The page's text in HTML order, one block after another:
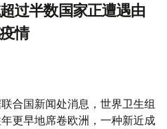
过半数国家正遭遇由
情
合国新闻处消息，世界卫生组
更早地席卷欧洲，一种新近成